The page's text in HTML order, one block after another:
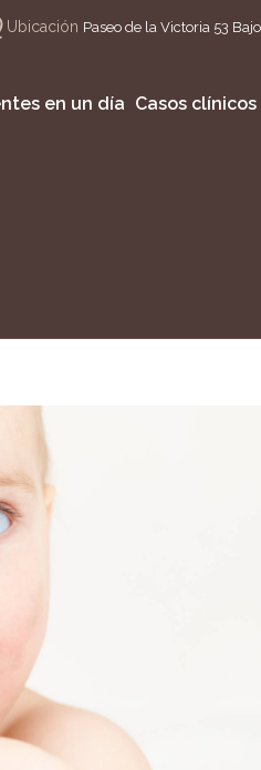
Ubicación Paseo de la Victoria 53 Bajo
en un día Casos clínicos